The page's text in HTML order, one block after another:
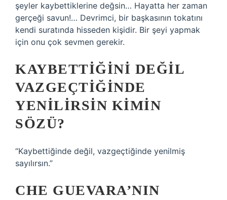
şeyler kaybettiklerine değsin… Hayatta her zaman
gerçeği savun!… Devrimci, bir başkasının tokatını
kendi suratında hisseden kişidir. Bir şeyi yapmak
için onu çok sevmen gerekir.
KAYBETTIĞINI DEĞIL
VAZGEÇTIĞINDE
YENILIRSIN KIMIN
SÖZÜ?
“Kaybettiğinde değil, vazgeçtiğinde yenilmiş
sayılırsın.”
CHE GUEVARA’NIN